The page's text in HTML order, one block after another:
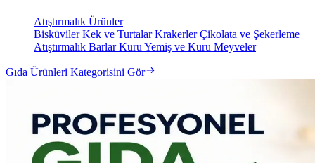
Atıştırmalık Ürünler
BisküvilerKek ve TurtalarKrakerlerÇikolata ve Şekerleme
Atıştırmalık BarlarKuru Yemiş ve Kuru Meyveler
Gıda Ürünleri Kategorisini Gör